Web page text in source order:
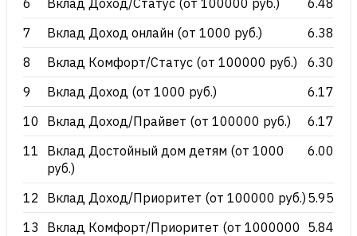
6
Вклад Доход/Статус (от 100000 руб.)
6.48
7
Вклад Доход онлайн (от 1000 руб.)
6.38
8
Вклад Комфорт/Статус (от 100000 руб.)
6.30
9
Вклад Доход (от 1000 руб.)
6.17
10
Вклад Доход/Прайвет (от 100000 руб.)
6.17
11
Вклад Достойный дом детям (от 1000
руб.)
6.00
12 Вклад Доход/Приоритет (от 100000 руб.) 5.95
13
Вклад Комфорт/Приоритет (от 1000000 5.84